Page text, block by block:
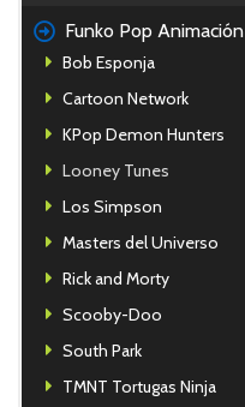
Funko Pop Animación
Bob Esponja
Cartoon Network
KPop Demon Hunters
Looney Tunes
Los Simpson
Masters del Universo
Rick and Morty
Scooby-Doo
South Park
TMNT Tortugas Ninja